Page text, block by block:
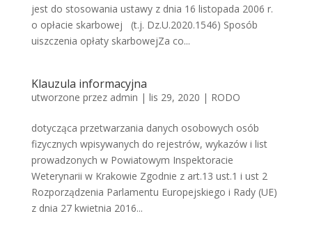
jest do stosowania ustawy z dnia 16 listopada 2006 r.
o opłacie skarbowej (t.j. Dz.U.2020.1546) Sposób
uiszczenia opłaty skarbowejZa co...
Klauzula informacyjna
utworzone przez admin | lis 29, 2020 | RODO
dotycząca przetwarzania danych osobowych osób
fizycznych wpisywanych do rejestrów, wykazów i list
prowadzonych w Powiatowym Inspektoracie
Weterynarii w Krakowie Zgodnie z art.13 ust.1 i ust 2
Rozporządzenia Parlamentu Europejskiego i Rady (UE)
z dnia 27 kwietnia 2016...